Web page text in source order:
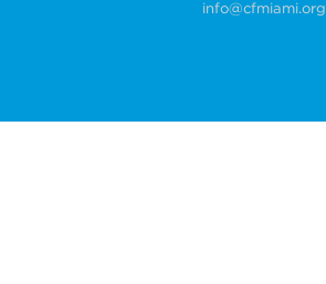
info@cfmiami.org